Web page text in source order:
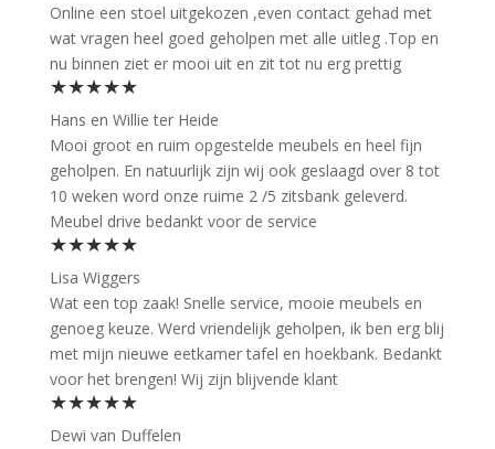
Online een stoel uitgekozen ,even contact gehad met
wat vragen heel goed geholpen met alle uitleg .Top en
nu binnen ziet er mooi uit en zit tot nu erg prettig
★★★★★
Hans en Willie ter Heide
Mooi groot en ruim opgestelde meubels en heel fijn
geholpen. En natuurlijk zijn wij ook geslaagd over 8 tot
10 weken word onze ruime 2 /5 zitsbank geleverd.
Meubel drive bedankt voor de service
★★★★★
Lisa Wiggers
Wat een top zaak! Snelle service, mooie meubels en
genoeg keuze. Werd vriendelijk geholpen, ik ben erg blij
met mijn nieuwe eetkamer tafel en hoekbank. Bedankt
voor het brengen! Wij zijn blijvende klant
★★★★★
Dewi van Duffelen